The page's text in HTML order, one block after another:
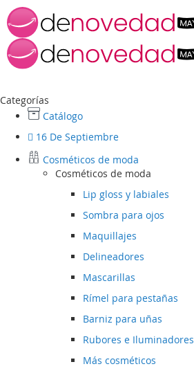
Categorías
Catálogo
16 De Septiembre
Cosméticos de moda
Cosméticos de moda
Lip gloss y labiales
Sombra para ojos
Maquillajes
Delineadores
Mascarillas
Rímel para pestañas
Barniz para uñas
Rubores e Iluminadores
Más cosméticos